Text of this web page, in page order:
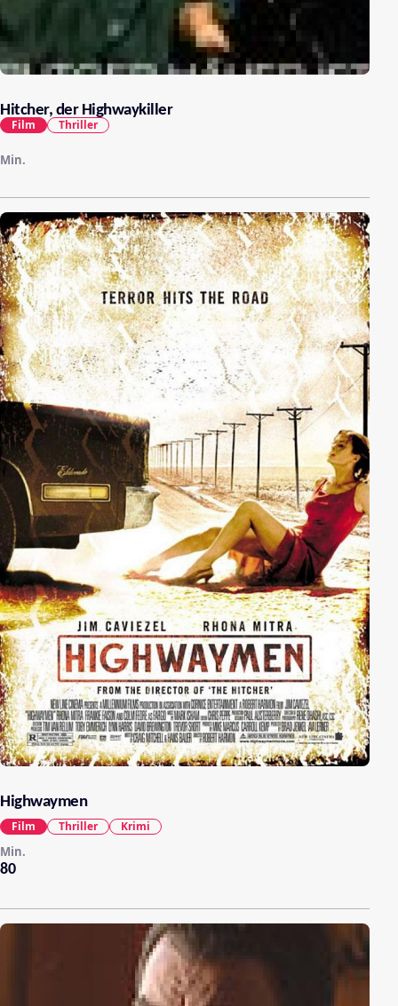
Hitcher, der Highwaykiller
Min.
Film Thriller
Highwaymen
80
Min.
Film Thriller Krimi